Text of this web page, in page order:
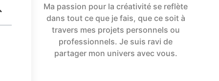
Ma passion pour la créativité se reflète
dans tout ce que je fais, que ce soit à
travers mes projets personnels ou
professionnels. Je suis ravi de
partager mon univers avec vous.